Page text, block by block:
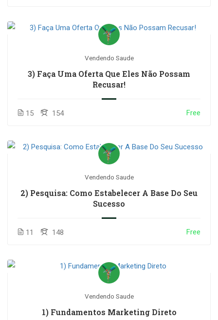
Vendendo Saude
3) Faça Uma Oferta Que Eles Não Possam
Recusar!
15 154 Free
Vendendo Saude
2) Pesquisa: Como Estabelecer A Base Do Seu
Sucesso
11 148 Free
Vendendo Saude
1) Fundamentos Marketing Direto